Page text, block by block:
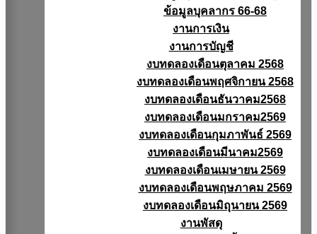
ข้อมูลบุคลากร 66-68
งานการเงิน
งานการบัญชี
งบทดลองเดือนตุลาคม 2568
งบทดลองเดือนพฤศจิกายน 2568
งบทดลองเดือนธันวาคม2568
งบทดลองเดือนมกราคม2569
งบทดลองเดือนกุมภาพันธ์ 2569
งบทดลองเดือนมีนาคม2569
งบทดลองเดือนเมษายน 2569
งบทดลองเดือนพฤษภาคม 2569
งบทดลองเดือนมิถุนายน 2569
งานพัสดุ